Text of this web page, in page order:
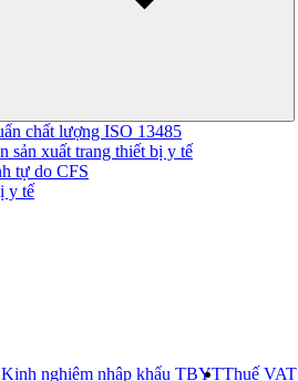
chất lượng ISO 13485
sản xuất trang thiết bị y tế
tự do CFS
y tế
Kinh nghiệm nhập khẩu TBYTThuế VAT